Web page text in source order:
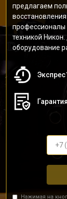
предлагаем
профессионалы
техникой
оборудование
Нажимая на